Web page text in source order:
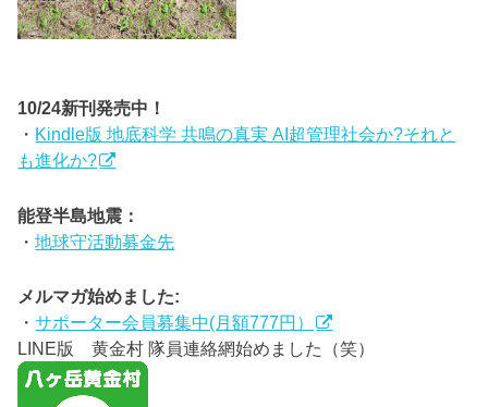
10/24新刊発売中！
・ Kindle版 地底科学 共鳴の真実 AI超管理社会か?それと
も進化か?
能登半島地震：
・地球守活動募金先
メルマガ始めました:
・サポーター会員募集中(月額777円）
LINE版 黄金村 隊員連絡網始めました（笑）